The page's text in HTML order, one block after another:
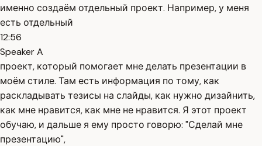
именно создаём отдельный проект. Например, у меня
есть отдельный
12:56
Speaker A
проект, который помогает мне делать презентации в
моём стиле. Там есть информация по тому, как
раскладывать тезисы на слайды, как нужно дизайнить,
как мне нравится, как мне не нравится. Я этот проект
обучаю, и дальше я ему просто говорю: "Сделай мне
презентацию",